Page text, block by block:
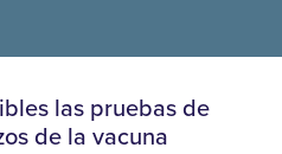
las pruebas de
de la vacuna